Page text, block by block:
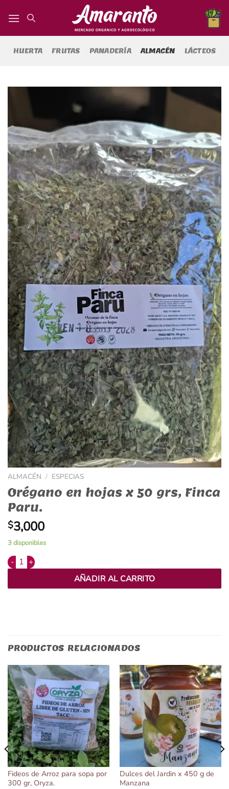
HUERTA FRUTAS PANADERÍA ALMACÉN LÁCTEOS
ALMACÉN / ESPECIAS
Orégano en hojas x 50 grs, Finca
Paru.
$3,000
3 disponibles
Orégano en hojas x 50 grs, Finca Paru. cantidad
AÑADIR AL CARRITO
Alternative:
PRODUCTOS RELACIONADOS
Fideos de Arroz para sopa por
300 gr, Oryza.
Dulces del Jardin x 450 g de
Manzana